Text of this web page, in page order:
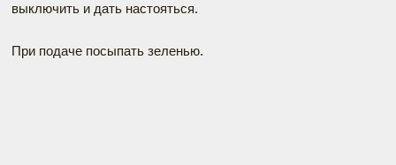
выключить и дать настояться.
При подаче посыпать зеленью.